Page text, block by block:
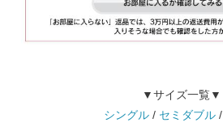
▼サイズ一覧▼
シングル / セミダブル /